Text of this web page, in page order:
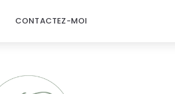
CONTACTEZ-MOI